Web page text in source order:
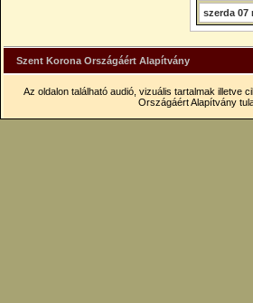
szerda 07
Szent Korona Országáért Alapítvány
Az oldalon található audió, vizuális tartalmak illetve
Országáért Alapítvány